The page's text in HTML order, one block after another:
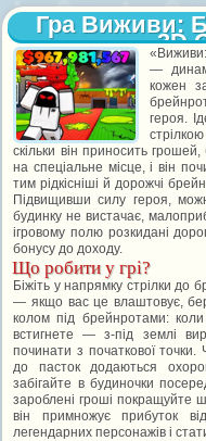
Гра Виживи:
3D
—
кожен
героя.
скільки він приносить
на спеціальне місце, і він
тим рідкісніші й дорожчі
Підвищивши силу героя,
будинку не вистачає,
ігровому полю розкидані
бонусу до доходу.
Що робити у грі?
Біжіть у напрямку стрілки до
— якщо вас це влаштовує,
колом під брейнротами: коли
встигнете — з-під землі
починати з початкової
до пасток додаються
забігайте в будиночки
зароблені гроші покращуйте
він примножує прибуток
легендарних персонажів і